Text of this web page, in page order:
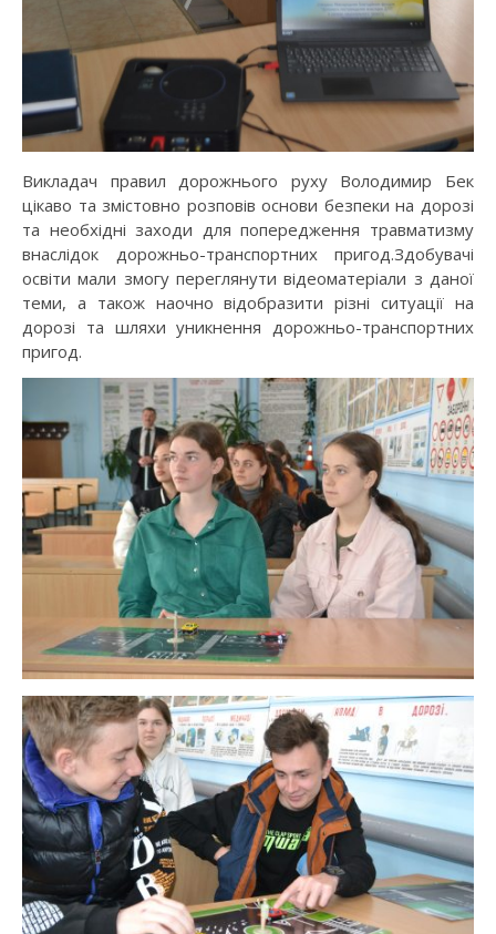
Викладач правил дорожнього руху Володимир Бек
цікаво та змістовно розповів основи безпеки на дорозі
та необхідні заходи для попередження травматизму
внаслідок дорожньо-транспортних пригод.Здобувачі
освіти мали змогу переглянути відеоматеріали з даної
теми, а також наочно відобразити різні ситуації на
дорозі та шляхи уникнення дорожньо-транспортних
пригод.